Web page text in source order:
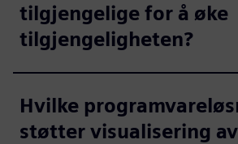
tilgjengelige for å øke
tilgjengeligheten?
Hvilke
støtter visualisering av